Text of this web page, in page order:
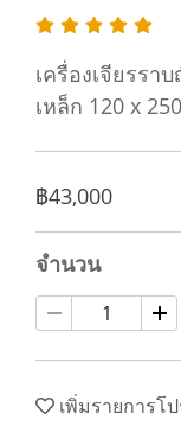
เครื่องเจียรรา
เหล็ก 120 x
฿43,000
จำนวน
เพิ่มรายการโ